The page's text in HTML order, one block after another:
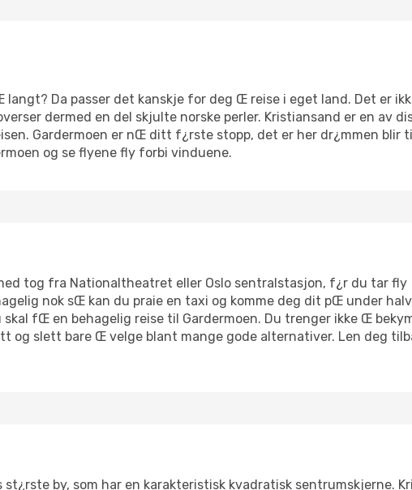
Da passer det kanskje for deg Œ reise i eget land. Det er
dermed en del skjulte norske perler. Kristiansand er en av
Gardermoen er nŒ ditt f¿rste stopp, det er her dr¿mmen blir
og se flyene fly forbi vinduene.
tog fra Nationaltheatret eller Oslo sentralstasjon, f¿r du tar fly
nok sŒ kan du praie en taxi og komme deg dit pŒ under
fŒ en behagelig reise til Gardermoen. Du trenger ikke Œ
og slett bare Œ velge blant mange gode alternativer. Len deg
by, som har en karakteristisk kvadratisk sentrumskjerne.